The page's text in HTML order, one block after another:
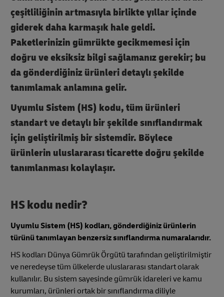
çeşitliliğinin artmasıyla birlikte yıllar içinde
giderek daha karmaşık hale geldi.
Paketlerinizin gümrükte gecikmemesi için
doğru ve eksiksiz bilgi sağlamanız gerekir; bu
da gönderdiğiniz ürünleri detaylı şekilde
tanımlamak anlamına gelir.
Uyumlu Sistem (HS) kodu, tüm ürünleri
standart ve detaylı bir şekilde sınıflandırmak
için geliştirilmiş bir sistemdir. Böylece
ürünlerin uluslararası ticarette doğru şekilde
tanımlanması kolaylaşır.
HS kodu nedir?
Uyumlu Sistem (HS) kodları, gönderdiğiniz ürünlerin
türünü tanımlayan benzersiz sınıflandırma numaralarıdır.
HS kodları Dünya Gümrük Örgütü tarafından geliştirilmiştir
ve neredeyse tüm ülkelerde uluslararası standart olarak
kullanılır. Bu sistem sayesinde gümrük idareleri ve kamu
kurumları, ürünleri ortak bir sınıflandırma diliyle